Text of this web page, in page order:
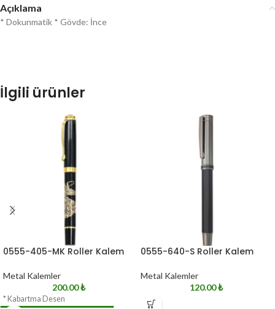
Açıklama
* Dokunmatik * Gövde: İnce
İlgili ürünler
0555-405-MK Roller Kalem
Metal Kalemler
200.00₺
* Kabartma Desen
0555-640-S Roller Kalem
Metal Kalemler
120.00₺